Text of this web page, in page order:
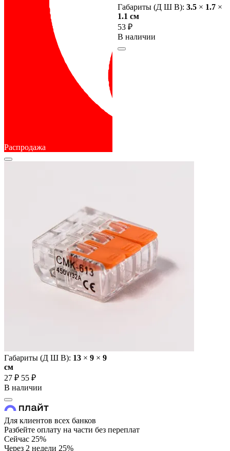
Распродажа
Габариты (Д Ш В): 13 × 9 × 9
cм
27 ₽ 55 ₽
В наличии
Габариты (Д Ш В): 3.5 × 1.7 ×
1.1 cм
53 ₽
В наличии
Для клиентов всех банков
Разбейте оплату на части без переплат
Сейчас 25%
Через 2 недели 25%